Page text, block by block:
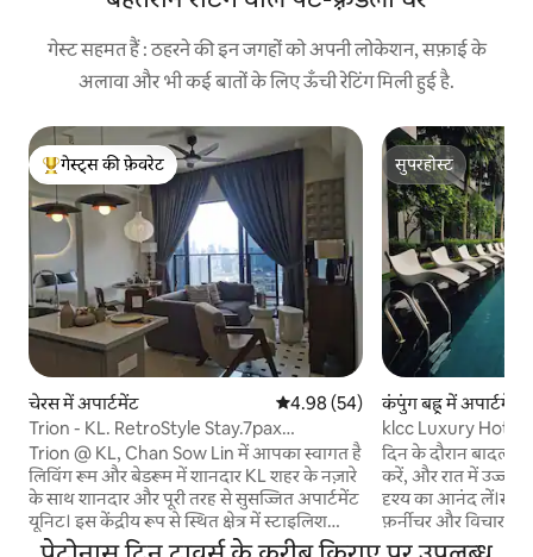
गेस्ट सहमत हैं : ठहरने की इन जगहों को अपनी लोकेशन, सफ़ाई के
अलावा और भी कई बातों के लिए ऊँची रेटिंग मिली हुई है.
गेस्ट्स का टॉप फ़ेवरेट
गेस्ट्स की फ़ेवरेट
चेरस में अपार्टमेंट औसत रेटिंग 5 में से 4.98, 54 समीक्षाएँ
4.98 (54)
Trion - KL. RetroStyle Stay.7pax
NearTRX.Klcc व्यू
Trion @ KL, Chan Sow Lin में आपका स्वागत है
लिविंग रूम और बेडरूम में शानदार KL शहर के नज़ारे
के साथ शानदार और पूरी तरह से सुसज्जित अपार्टमेंट
यूनिट। इस केंद्रीय रूप से स्थित क्षेत्र में स्टाइलिश
अनुभव का आनंद लें। Trion @ KL अपार्टमेंट ने हमें
सुपरहोस्ट
सुपरहोस्ट
कंपुंग बह्रू में अपार्टमेंट
klcc Luxury Hotel
Mews.ट्विन टावर्स से
परिवारों और प्रेमियों
दिन के दौरान बादलों
करें, और रात में
दृश्य का आनंद लें।स्मार्ट
फ़र्नीचर और
अच्छी तरह से नियुक्त